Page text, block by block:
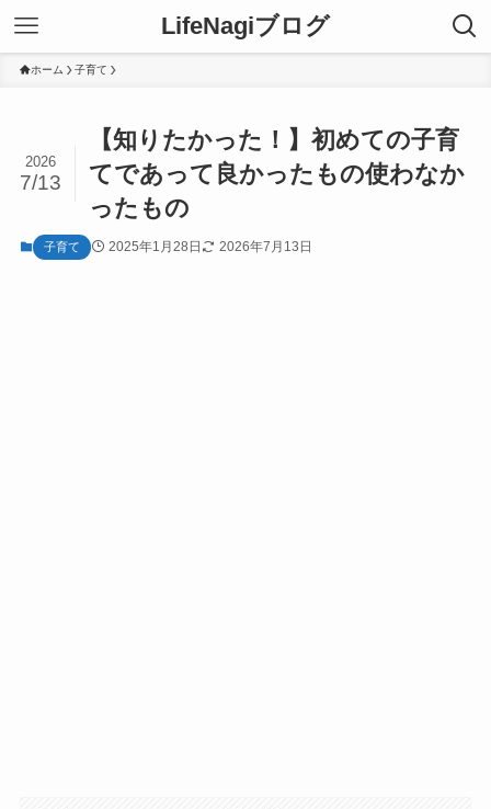
LifeNagiブログ
ホーム 子育て
【知りたかった！】初めての子育
てであって良かったもの使わなか
ったもの
2026
7/13
子育て 2025年1月28日 2026年7月13日